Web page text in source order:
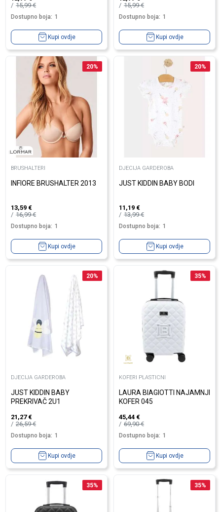
15,99€
Dostupno boja: 1
Kupi ovdje
15,99€
Dostupno boja: 1
Kupi ovdje
20%
BRUSHALTERI
INFIORE BRUSHALTER 2013
13,59 €
16,99€
Dostupno boja: 1
Kupi ovdje
20%
DJECIJA GARDEROBA
JUST KIDDIN BABY BODI
11,19 €
13,99€
Dostupno boja: 1
Kupi ovdje
20%
DJECIJA GARDEROBA
JUST KIDDIN BABY
PREKRIVAČ 2U1
21,27 €
26,59€
Dostupno boja: 1
Kupi ovdje
35%
KOFERI PLASTICNI
LAURA BIAGIOTTI NAJAMNJI
KOFER 045
45,44 €
69,90€
Dostupno boja: 1
Kupi ovdje
35% 35%